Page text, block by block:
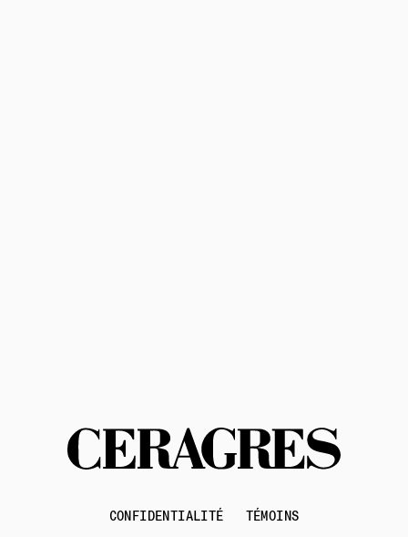
CONFIDENTIALITÉ TÉMOINS